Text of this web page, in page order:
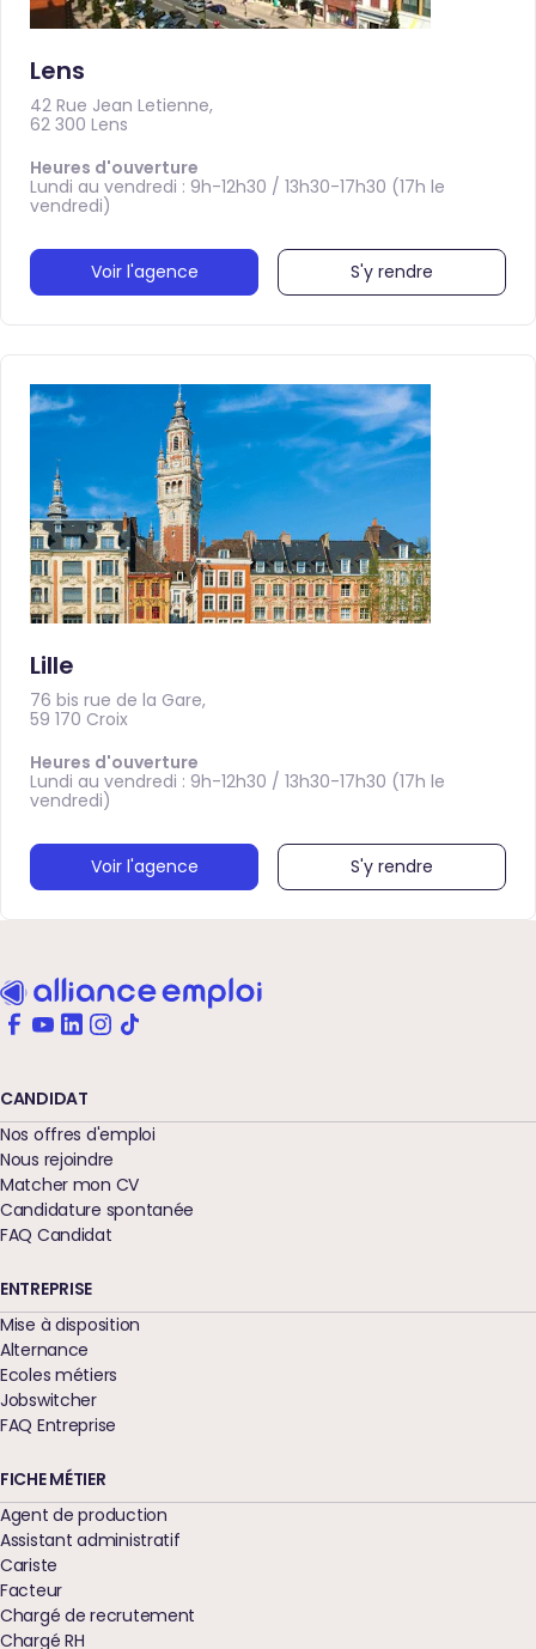
Lens
42 Rue Jean Letienne,
62 300 Lens
Heures d'ouverture
Lundi au vendredi : 9h-12h30 / 13h30-17h30 (17h le
vendredi)
Voir l'agence S'y rendre
Lille
76 bis rue de la Gare,
59 170 Croix
Heures d'ouverture
Lundi au vendredi : 9h-12h30 / 13h30-17h30 (17h le
vendredi)
Voir l'agence S'y rendre
CANDIDAT
Nos offres d'emploi
Nous rejoindre
Matcher mon CV
Candidature spontanée
FAQ Candidat
ENTREPRISE
Mise à disposition
Alternance
Ecoles métiers
Jobswitcher
FAQ Entreprise
FICHE MÉTIER
Agent de production
Assistant administratif
Cariste
Facteur
Chargé de recrutement
Chargé RH